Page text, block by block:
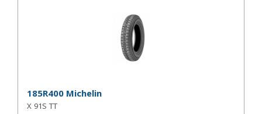
185R400 Michelin
X 91S TT